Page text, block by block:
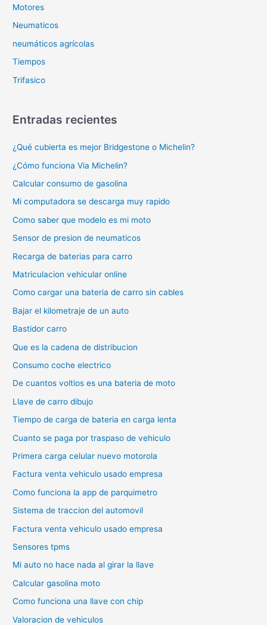
Motores
Neumaticos
neumáticos agrícolas
Tiempos
Trifasico
Entradas recientes
¿Qué cubierta es mejor Bridgestone o Michelin?
¿Cómo funciona Via Michelin?
Calcular consumo de gasolina
Mi computadora se descarga muy rapido
Como saber que modelo es mi moto
Sensor de presion de neumaticos
Recarga de baterias para carro
Matriculacion vehicular online
Como cargar una bateria de carro sin cables
Bajar el kilometraje de un auto
Bastidor carro
Que es la cadena de distribucion
Consumo coche electrico
De cuantos voltios es una bateria de moto
Llave de carro dibujo
Tiempo de carga de bateria en carga lenta
Cuanto se paga por traspaso de vehiculo
Primera carga celular nuevo motorola
Factura venta vehiculo usado empresa
Como funciona la app de parquimetro
Sistema de traccion del automovil
Factura venta vehiculo usado empresa
Sensores tpms
Mi auto no hace nada al girar la llave
Calcular gasolina moto
Como funciona una llave con chip
Valoracion de vehiculos